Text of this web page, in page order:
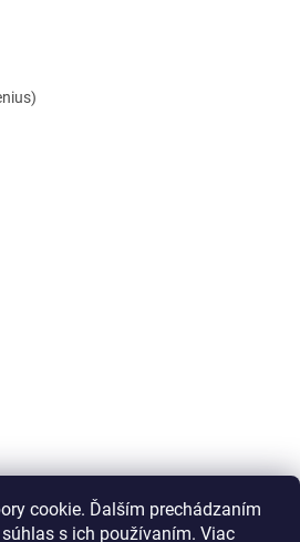
cookie. Ďalším prechádzaním
s ich používaním. Viac